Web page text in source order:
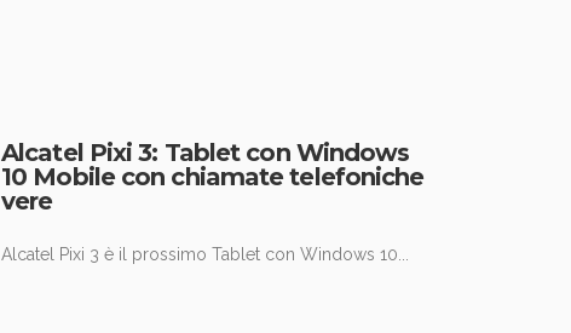
Alcatel Pixi 3: Tablet con Windows
10 Mobile con chiamate telefoniche
vere
Alcatel Pixi 3 è il prossimo Tablet con Windows 10...